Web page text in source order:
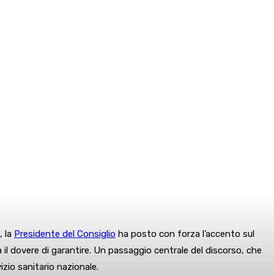
la Presidente del Consiglio ha posto con forza l’accento sul
dovere di garantire. Un passaggio centrale del discorso, che
sanitario nazionale.